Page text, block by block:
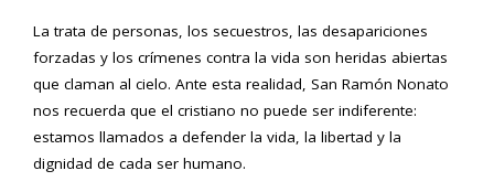
La trata de personas, los secuestros, las desapariciones
forzadas y los crímenes contra la vida son heridas abiertas
que claman al cielo. Ante esta realidad, San Ramón Nonato
nos recuerda que el cristiano no puede ser indiferente:
estamos llamados a defender la vida, la libertad y la
dignidad de cada ser humano.